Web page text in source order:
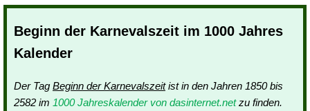
Beginn der Karnevalszeit im 1000 Jahres
Kalender
Der Tag Beginn der Karnevalszeitist in den Jahren 1850 bis
2582 im 1000 Jahreskalender von dasinternet.netzu finden.